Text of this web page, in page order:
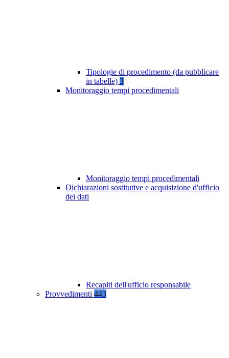
Tipologie di procedimento (da pubblicare
in tabelle) 3
Monitoraggio tempi procedimentali
Monitoraggio tempi procedimentali
Dichiarazioni sostitutive e acquisizione d'ufficio
dei dati
Recapiti dell'ufficio responsabile
Provvedimenti 443